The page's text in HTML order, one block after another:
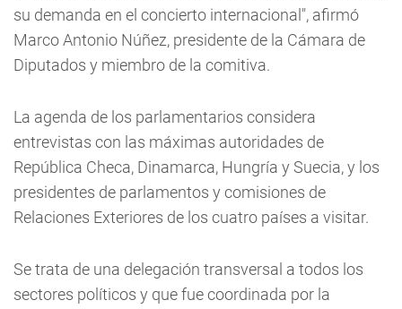
su demanda en el concierto internacional", afirmó
Marco Antonio Núñez, presidente de la Cámara de
Diputados y miembro de la comitiva.
La agenda de los parlamentarios considera
entrevistas con las máximas autoridades de
República Checa, Dinamarca, Hungría y Suecia, y los
presidentes de parlamentos y comisiones de
Relaciones Exteriores de los cuatro países a visitar.
Se trata de una delegación transversal a todos los
sectores políticos y que fue coordinada por la